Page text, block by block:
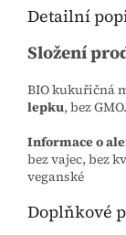
Detailní
Složení
BIO kukuřičná
lepku, bez
Informace o
bez vajec, bez
veganské
Doplňkové